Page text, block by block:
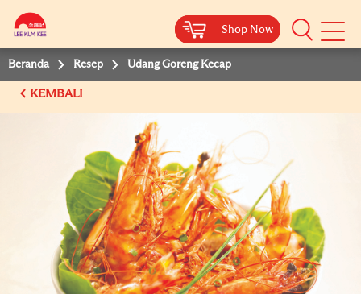
Shop Now
Shop Now
Beranda Resep Udang Goreng Kecap
KEMBALI